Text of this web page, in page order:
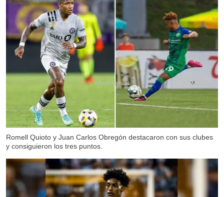
Romell Quioto y Juan Carlos Obregón destacaron con sus clubes
y consiguieron los tres puntos.
X